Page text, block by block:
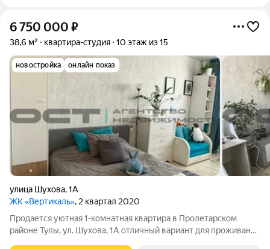
6 750 000 ₽
38,6 м² квартира-студия 10 этаж из 15
новостройка онлайн показ
улица Шухова,1А
ЖК «Вертикаль», 2 квартал 2020
Продается уютная 1-комнатная квартира в Пролетарском
районе Тулы, ул. Шухова, 1А отличный вариант для проживания